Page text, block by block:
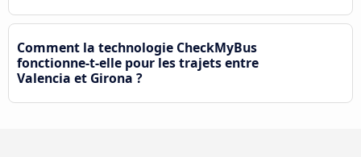
Comment la technologie CheckMyBus
fonctionne-t-elle pour les trajets entre
Valencia et Girona ?